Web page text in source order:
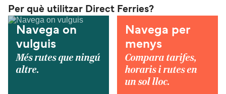
Per què utilitzar Direct Ferries?
Navega on
vulguis
Més rutes que ningú
altre.
Navega per
menys
Compara tarifes,
horaris i rutes en
un sol lloc.